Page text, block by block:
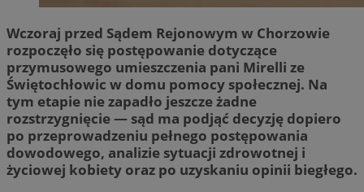
Wczoraj przed Sądem Rejonowym w Chorzowie
rozpoczęło się postępowanie dotyczące
przymusowego umieszczenia pani Mirelli ze
Świętochłowic w domu pomocy społecznej. Na
tym etapie nie zapadło jeszcze żadne
rozstrzygnięcie — sąd ma podjąć decyzję dopiero
po przeprowadzeniu pełnego postępowania
dowodowego, analizie sytuacji zdrowotnej i
życiowej kobiety oraz po uzyskaniu opinii biegłego.